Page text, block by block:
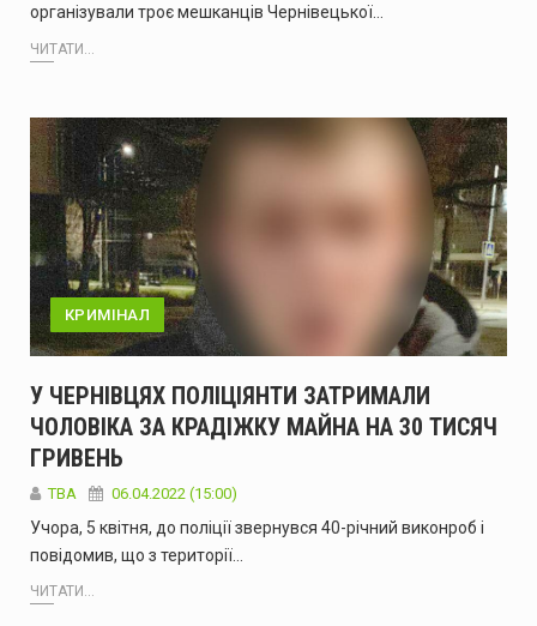
організували троє мешканців Чернівецької…
ЧИТАТИ...
КРИМІНАЛ
У ЧЕРНІВЦЯХ ПОЛІЦІЯНТИ ЗАТРИМАЛИ
ЧОЛОВІКА ЗА КРАДІЖКУ МАЙНА НА 30 ТИСЯЧ
ГРИВЕНЬ
ТВА 06.04.2022 (15:00)
Учора, 5 квітня, до поліції звернувся 40-річний виконроб і
повідомив, що з території…
ЧИТАТИ...